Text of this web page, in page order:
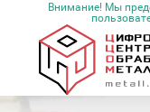
Внимание! Мы